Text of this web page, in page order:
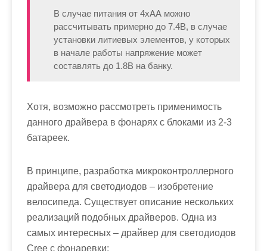
В случае питания от 4хАА можно
рассчитывать примерно до 7.4В, в случае
установки литиевых элементов, у которых
в начале работы напряжение может
составлять до 1.8В на банку.
Хотя, возможно рассмотреть применимость
данного драйвера в фонарях с блоками из 2-3
батареек.
В принципе, разработка микроконтроллерного
драйвера для светодиодов – изобретение
велосипеда. Существует описание нескольких
реализаций подобных драйверов. Одна из
самых интересных – драйвер для светодиодов
Cree с фонаревки: